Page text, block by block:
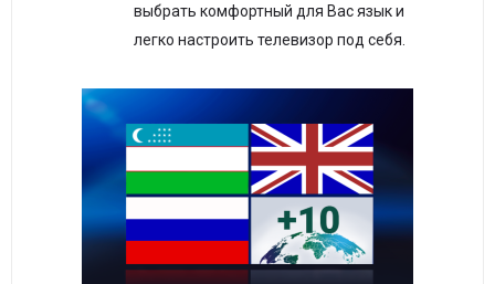
выбрать комфортный для Вас язык и
легко настроить телевизор под себя.